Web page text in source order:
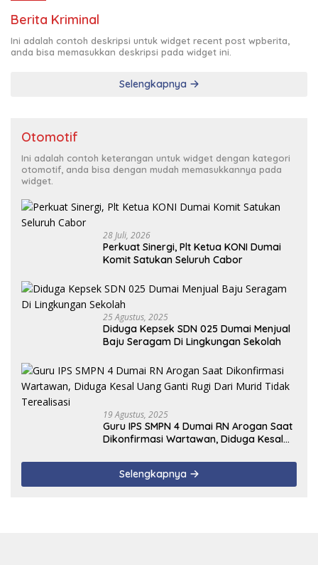
Berita Kriminal
Ini adalah contoh deskripsi untuk widget recent post wpberita,
anda bisa memasukkan deskripsi pada widget ini.
Selengkapnya
Otomotif
Ini adalah contoh keterangan untuk widget dengan kategori
otomotif, anda bisa dengan mudah memasukkannya pada
widget.
28 Juli, 2026
Perkuat Sinergi, Plt Ketua KONI Dumai
Komit Satukan Seluruh Cabor
25 Agustus, 2025
Diduga Kepsek SDN 025 Dumai Menjual
Baju Seragam Di Lingkungan Sekolah
19 Agustus, 2025
Guru IPS SMPN 4 Dumai RN Arogan Saat
Dikonfirmasi Wartawan, Diduga Kesal
Terealisasi
Selengkapnya